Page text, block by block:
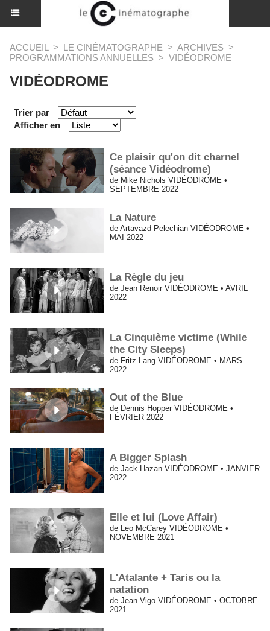
ACCUEIL > LE CINÉMATOGRAPHE > ARCHIVES >
PROGRAMMATIONS ANNUELLES > VIDÉODROME
VIDÉODROME
Trier par
Afficher en
Ce plaisir qu'on dit charnel
(séance Vidéodrome)
de Mike Nichols VIDÉODROME •
SEPTEMBRE 2022
La Nature
de Artavazd Pelechian VIDÉODROME •
MAI 2022
La Règle du jeu
de Jean Renoir VIDÉODROME • AVRIL
2022
La Cinquième victime (While
the City Sleeps)
de Fritz Lang VIDÉODROME • MARS
2022
Out of the Blue
de Dennis Hopper VIDÉODROME •
FÉVRIER 2022
A Bigger Splash
de Jack Hazan VIDÉODROME • JANVIER
2022
Elle et lui (Love Affair)
de Leo McCarey VIDÉODROME •
NOVEMBRE 2021
L'Atalante + Taris ou la
natation
de Jean Vigo VIDÉODROME • OCTOBRE
2021